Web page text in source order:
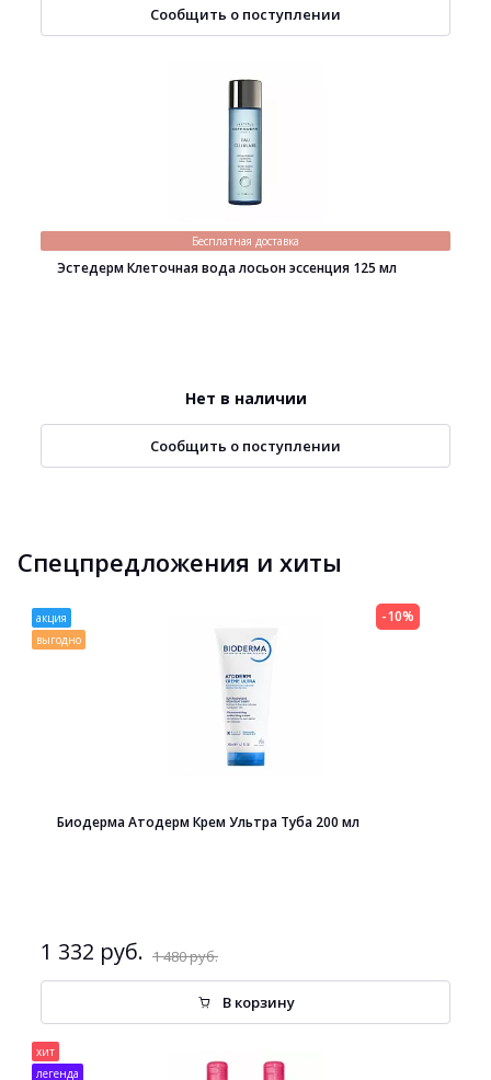
Сообщить о поступлении
Бесплатная доставка
Эстедерм Клеточная вода лосьон эссенция 125 мл
Нет в наличии
Сообщить о поступлении
Спецпредложения и хиты
акция
выгодно
Биодерма Атодерм Крем Ультра Туба 200 мл
1 332 руб. 1 480 руб.
-10%
В корзину
хит
легенда